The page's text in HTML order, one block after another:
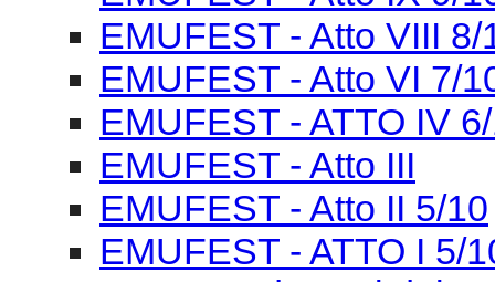
EMUFEST - Atto II 5/10
EMUFEST - ATTO I 5/
Concerto docenti del
Casa Scelsi:Nel cielo
SIXE e la Musica
SIXE e la Musica